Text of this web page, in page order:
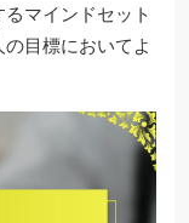
マインドセット
目標においてよ